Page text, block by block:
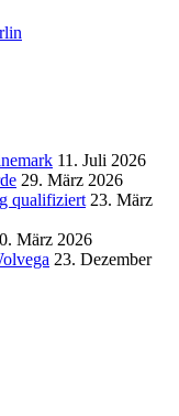
11. Juli 2026
29. März 2026
qualifiziert 23. März
März 2026
23. Dezember